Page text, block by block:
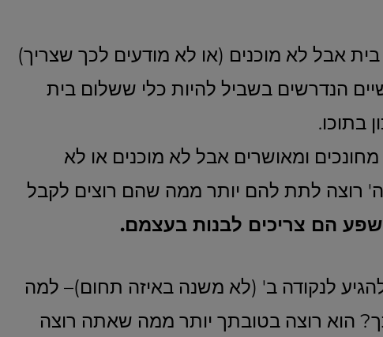
אבל לא מוכנים (או לא מודעים לכך שצריך)
הנדרשים בשביל להיות כלי ששלום בית
בתוכו.
ומאושרים אבל לא מוכנים או לא
רוצה לתת להם יותר ממה שהם רוצים לקבל
הם צריכים לבנות בעצמם.
לנקודה ב' (לא משנה באיזה תחום)– למה
הוא רוצה בטובתך יותר ממה שאתה רוצה